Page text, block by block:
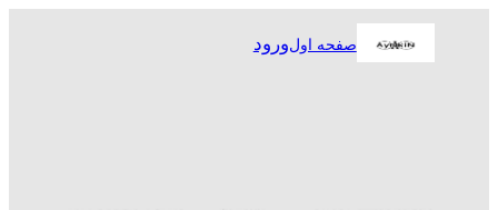
صفحه اولورود